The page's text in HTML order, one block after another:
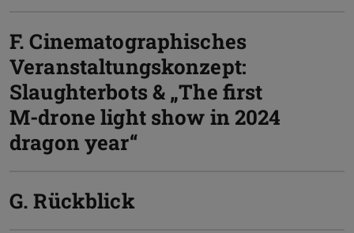
F. Cinematographisches
Veranstaltungskonzept:
Slaughterbots & „The first
M-drone light show in 2024
dragon year“
G. Rückblick